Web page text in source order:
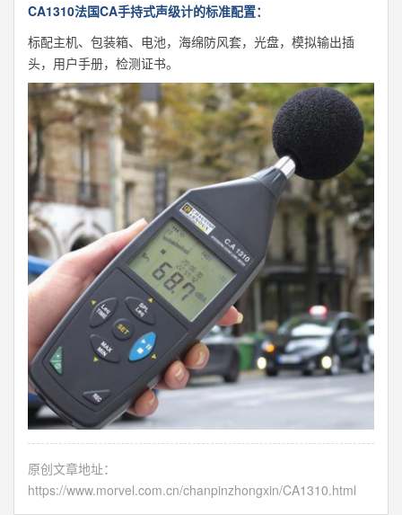
CA1310法国CA手持式声级计的标准配置：
标配主机、包装箱、电池，海绵防风套，光盘，模拟输出插
头，用户手册，检测证书。
原创文章地址：
https://www.morvel.com.cn/chanpinzhongxin/CA1310.html